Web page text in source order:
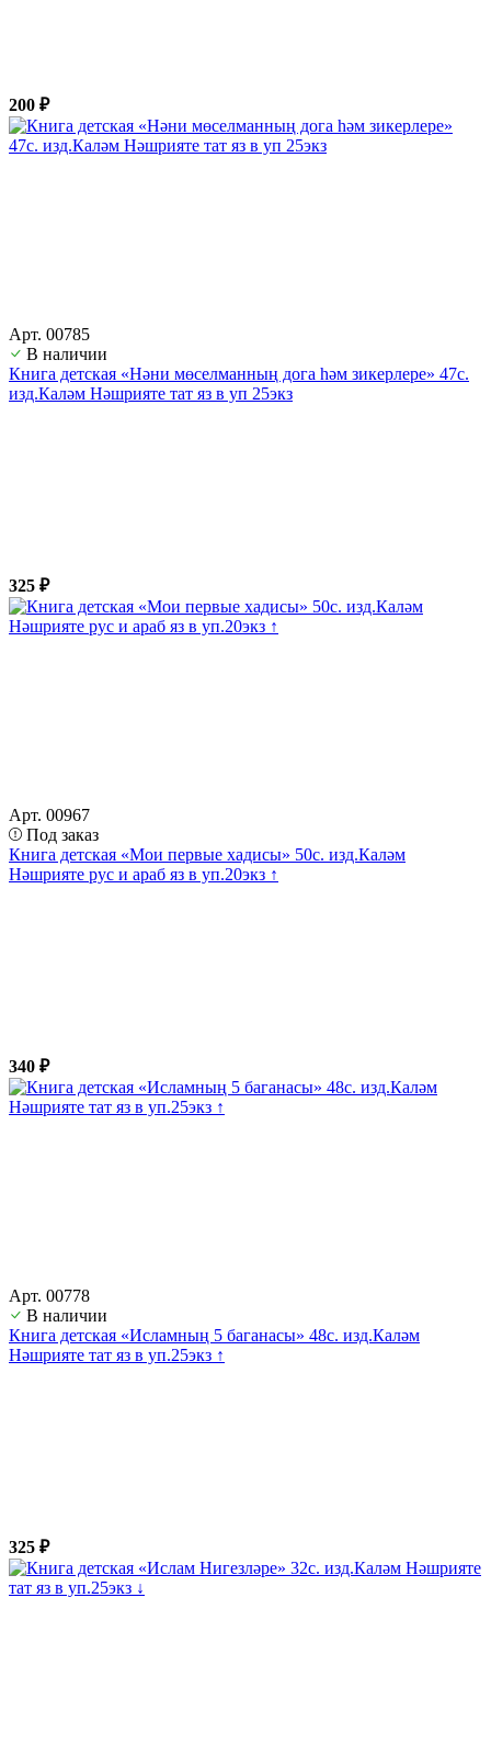
200 ₽
Арт. 00785
В наличии
Книга детская «Нәни мөселманның дога һәм зикерлере» 47с.
изд.Каләм Нәшрияте тат яз в уп 25экз
325 ₽
Арт. 00967
Под заказ
Книга детская «Мои первые хадисы» 50с. изд.Каләм
Нәшрияте рус и араб яз в уп.20экз ↑
340 ₽
Арт. 00778
В наличии
Книга детская «Исламның 5 баганасы» 48с. изд.Каләм
Нәшрияте тат яз в уп.25экз ↑
325 ₽